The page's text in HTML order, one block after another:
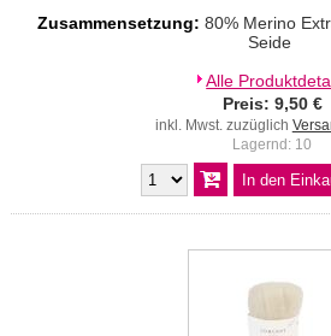
Zusammensetzung: 80% Merino
Seide
Alle
Preis: 9,50 €
inkl. Mwst. zuzüglich
Lagernd: 10